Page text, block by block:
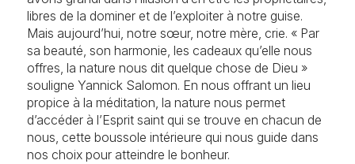
libres de la dominer et de l’exploiter à notre guise.
Mais aujourd’hui, notre sœur, notre mère, crie. « Par
sa beauté, son harmonie, les cadeaux qu’elle nous
offres, la nature nous dit quelque chose de Dieu »
souligne Yannick Salomon. En nous offrant un lieu
propice à la méditation, la nature nous permet
d’accéder à l’Esprit saint qui se trouve en chacun de
nous, cette boussole intérieure qui nous guide dans
nos choix pour atteindre le bonheur.